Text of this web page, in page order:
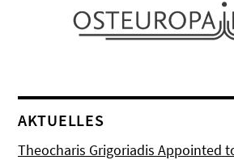
AKTUELLES
Theocharis Grigoriadis Appointed